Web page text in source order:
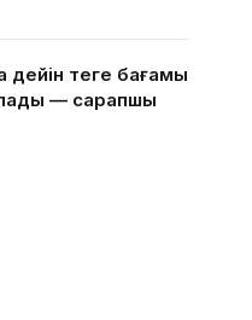
дейін теңге бағамы
— сарапшы